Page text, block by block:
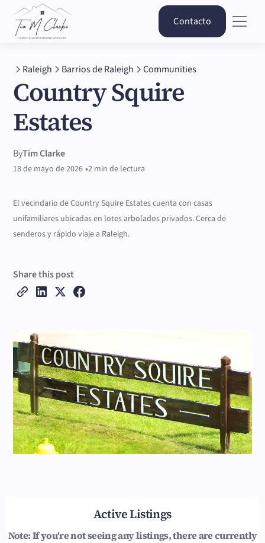
Contacto
Raleigh Barrios de Raleigh Communities
Country Squire
Estates
ByTim Clarke
18 de mayo de 2026 •2 min de lectura
El vecindario de Country Squire Estates cuenta con casas
unifamiliares ubicadas en lotes arbolados privados. Cerca de
senderos y rápido viaje a Raleigh.
Share this post
Active Listings
Note: If you're not seeing any listings, there are currently